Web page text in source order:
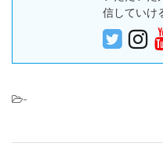
信していけ
-